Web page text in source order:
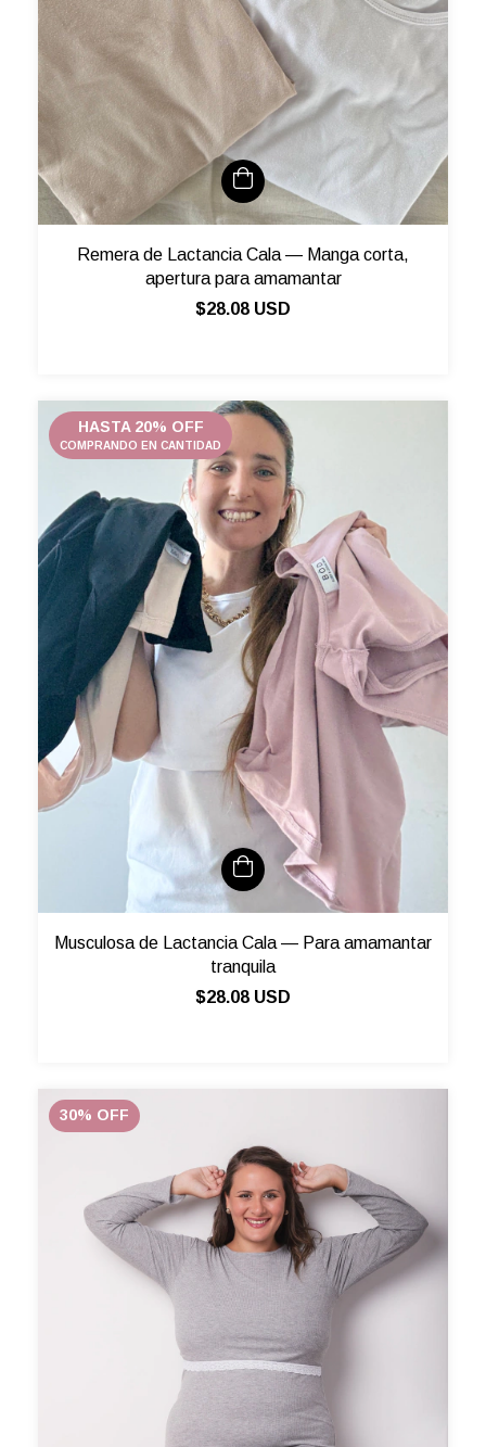
Remera de Lactancia Cala — Manga corta,
apertura para amamantar
$28.08 USD
HASTA 20% OFF
COMPRANDO EN CANTIDAD
Musculosa de Lactancia Cala — Para amamantar
tranquila
$28.08 USD
30% OFF